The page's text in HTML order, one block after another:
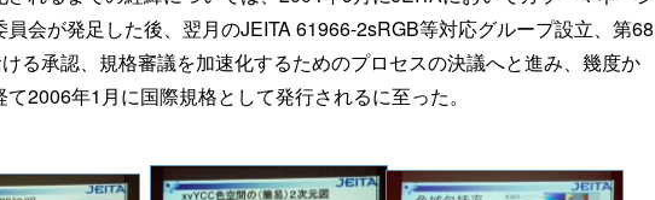
員会が発足した後、翌月のJEITA 61966-2sRGB等対応グループ設立、第68
る承認、規格審議を加速化するためのプロセスの決議へと進み、幾度か
2006年1月に国際規格として発行されるに至った。